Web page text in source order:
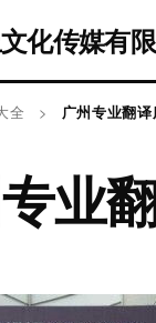
化传媒有
全 > 广州专业翻
业